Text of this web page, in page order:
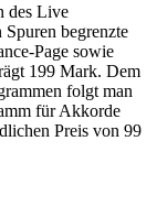
des Live
Spuren begrenzte
Page sowie
199 Mark. Dem
folgt man
für Akkorde
Preis von 99